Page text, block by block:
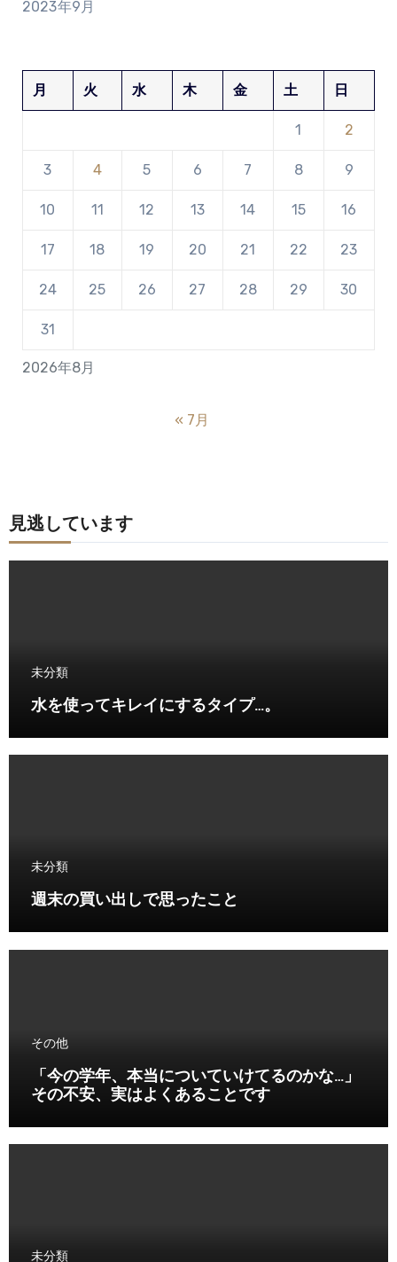
2023年9月
2026年8月
月 火 水 木 金 土 日
1 2
3 4 5 6 7 8 9
10 11 12 13 14 15 16
17 18 19 20 21 22 23
24 25 26 27 28 29 30
31
« 7月
見逃しています
未分類
水を使ってキレイにするタイプ…。
未分類
週末の買い出しで思ったこと
その他
「今の学年、本当についていけてるのかな…」
その不安、実はよくあることです
未分類